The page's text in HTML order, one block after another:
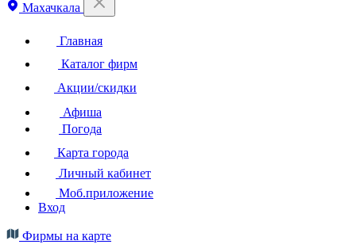
Махачкала
Главная
Каталог фирм
Акции/скидки
Афиша
Погода
Карта города
Личный кабинет
Моб.приложение
Вход
Фирмы на карте